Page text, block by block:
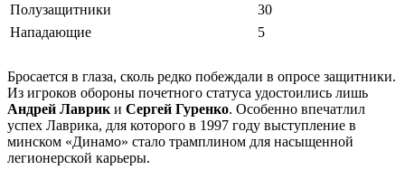
Полузащитники
30
Нападающие
5
Бросается в глаза, сколь редко побеждали в опросе защитники.
Из игроков обороны почетного статуса удостоились лишь
Андрей Лаврик и Сергей Гуренко. Особенно впечатлил
успех Лаврика, для которого в 1997 году выступление в
минском «Динамо» стало трамплином для насыщенной
легионерской карьеры.